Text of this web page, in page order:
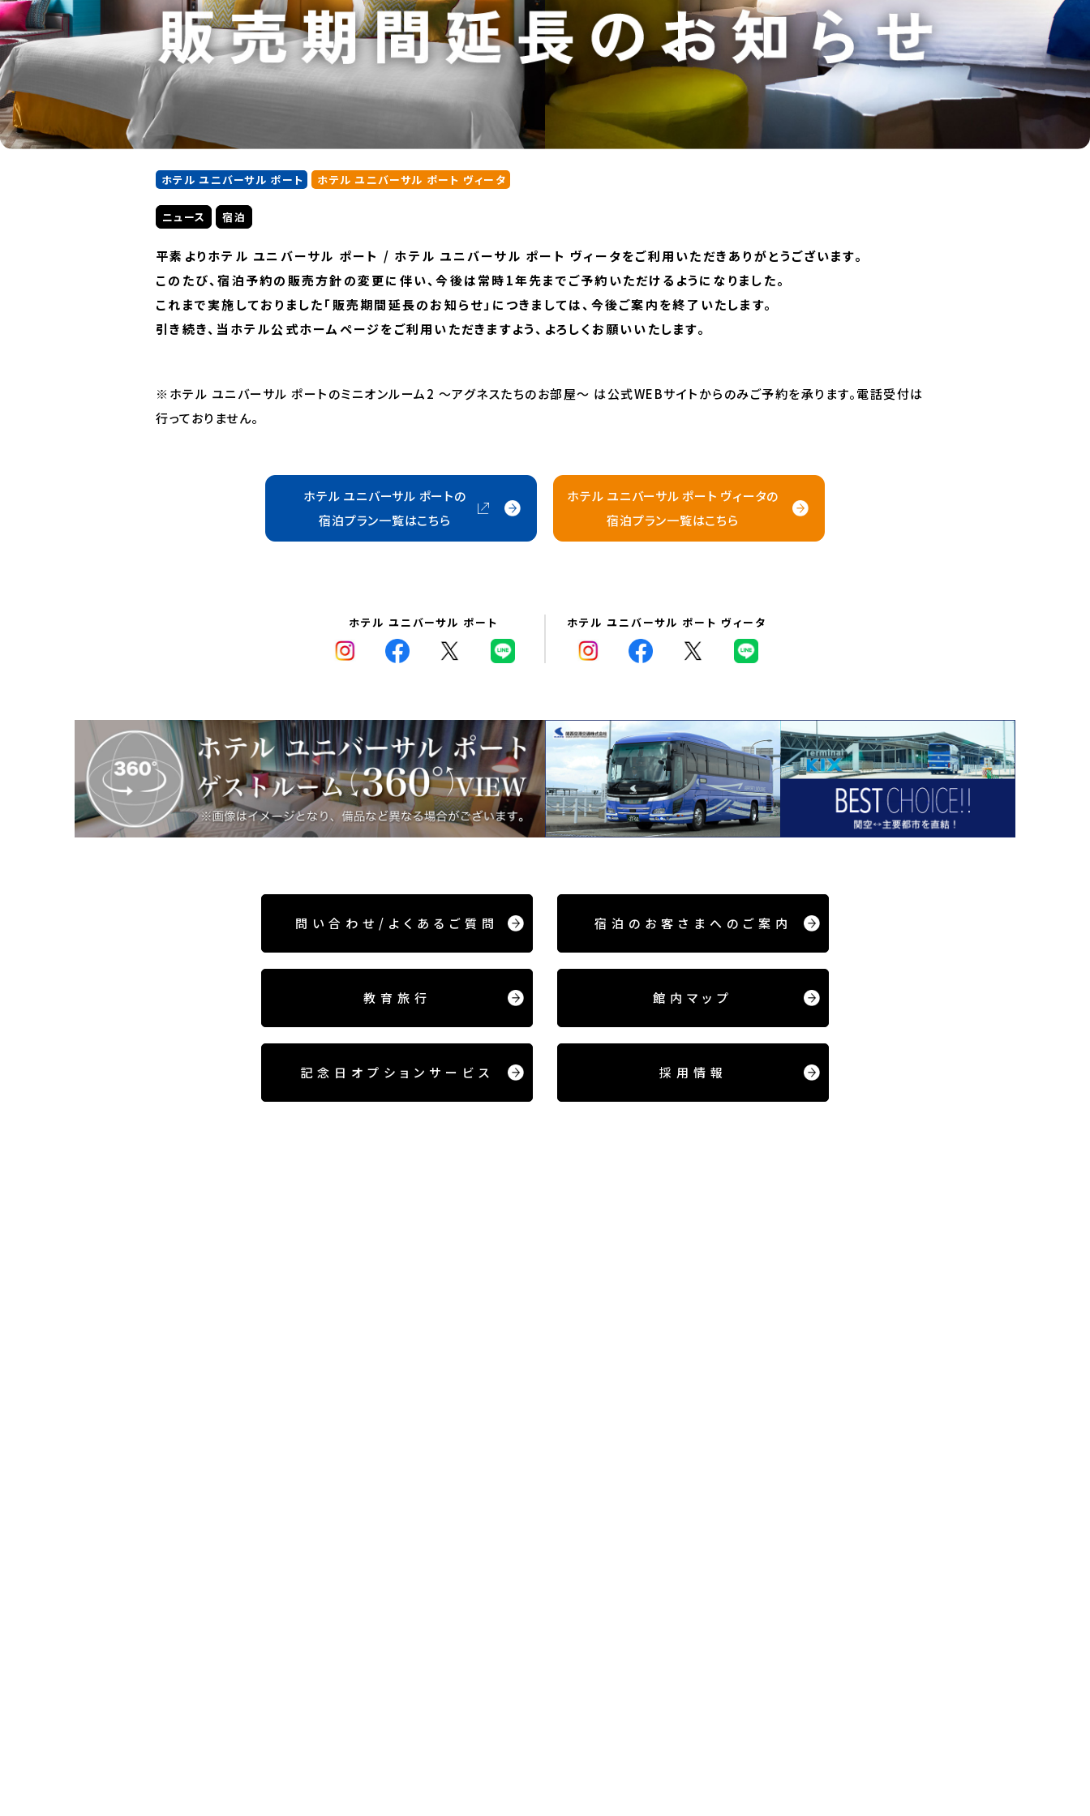
ホテル ユニバーサル ポート ホテル ユニバーサル ポート ヴィータ
ニュース 宿泊
平素よりホテル ユニバーサル ポート / ホテル ユニバーサル ポート ヴィータをご利用いただきありがとうございます。
このたび、宿泊予約の販売方針の変更に伴い、今後は常時1年先までご予約いただけるようになりました。
これまで実施しておりました「販売期間延長のお知らせ」につきましては、今後ご案内を終了いたします。
引き続き、当ホテル公式ホームページをご利用いただきますよう、よろしくお願いいたします。
※ホテル ユニバーサル ポートのミニオンルーム2 ～アグネスたちのお部屋～ は公式WEBサイトからのみご予約を承ります。電話受付は
行っておりません。
ホテル ユニバーサル ポートの
宿泊プラン一覧はこちら
ホテル ユニバーサル ポート ヴィータの
宿泊プラン一覧はこちら
ホテル ユニバーサル ポート ホテル ユニバーサル ポート ヴィータ
問い合わせ/ よくあるご質問 宿泊のお客さまへの ご案内
教育旅行 館内マップ
記念日オプション サービス 採用情報